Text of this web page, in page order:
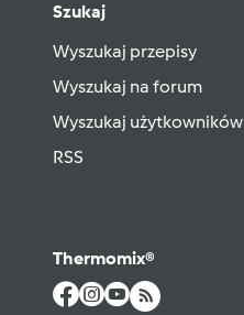
Szukaj
Wyszukaj przepisy
Wyszukaj na forum
Wyszukaj użytkowników
RSS
Thermomix®